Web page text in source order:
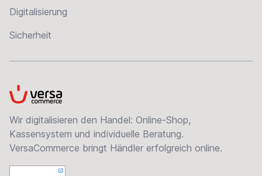
Digitalisierung
Sicherheit
VersaCommerce
Wir digitalisieren den Handel: Online-Shop,
Kassensystem und individuelle Beratung.
VersaCommerce bringt Händler erfolgreich online.